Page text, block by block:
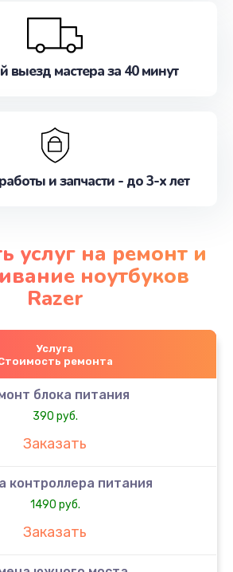
выезд мастера за 40 минут
и запчасти - до 3-х лет
услуг на ремонт и
ноутбуков
Razer
Услуга
ремонта
блока питания
390 руб.
Заказать
контроллера питания
1490 руб.
Заказать